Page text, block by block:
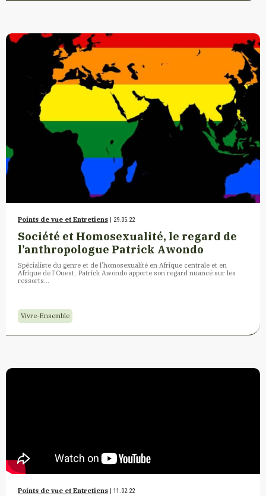
Points de vue et Entretiens | 29.05.22
Société et Homosexualité, le regard de
l’anthropologue Patrick Awondo
Spécialiste du genre et de l’homosexualité en Afrique centrale et en
Afrique de l’Ouest, Patrick Awondo apporte son regard nuancé sur les
ressorts…
Vivre-Ensemble
Points de vue et Entretiens | 11.02.22